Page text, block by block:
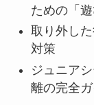
ための「
取り外し
対策
ジュニア
離の完全